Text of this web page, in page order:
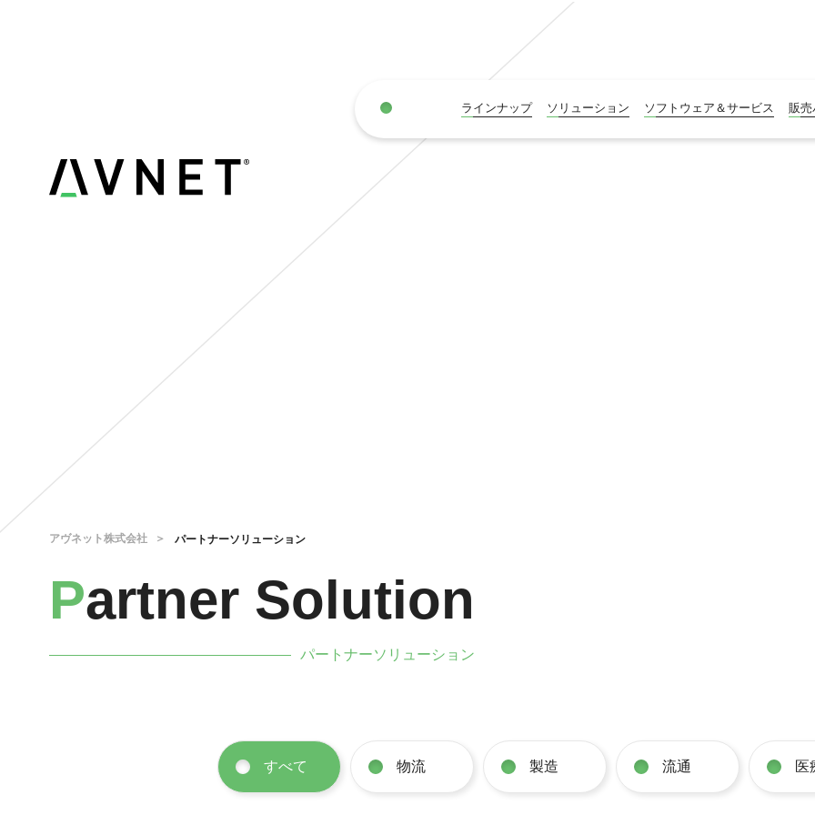
ラインナップ ソリューション ソフトウェア＆サービス 販売
アヴネット株式会社 パートナーソリューション
Partner Solution
パートナーソリューション
すべて 物流 製造 流通 医